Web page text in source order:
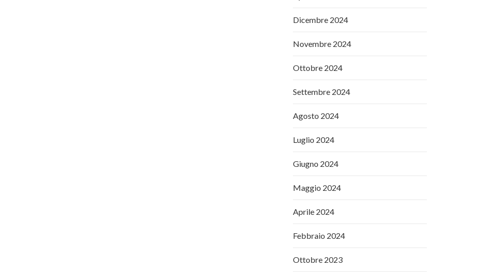
Dicembre 2024
Novembre 2024
Ottobre 2024
Settembre 2024
Agosto 2024
Luglio 2024
Giugno 2024
Maggio 2024
Aprile 2024
Febbraio 2024
Ottobre 2023